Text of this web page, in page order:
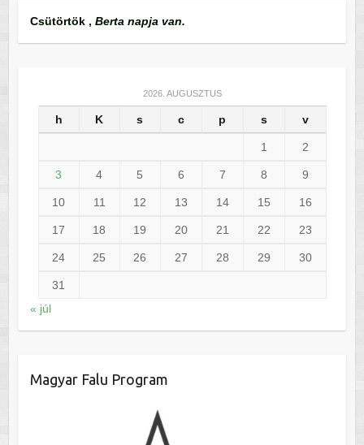
Csütörtök , Berta napja van.
2026. AUGUSZTUS
h K s c p s v
1 2
3 4 5 6 7 8 9
10 11 12 13 14 15 16
17 18 19 20 21 22 23
24 25 26 27 28 29 30
31
« júl
Magyar Falu Program